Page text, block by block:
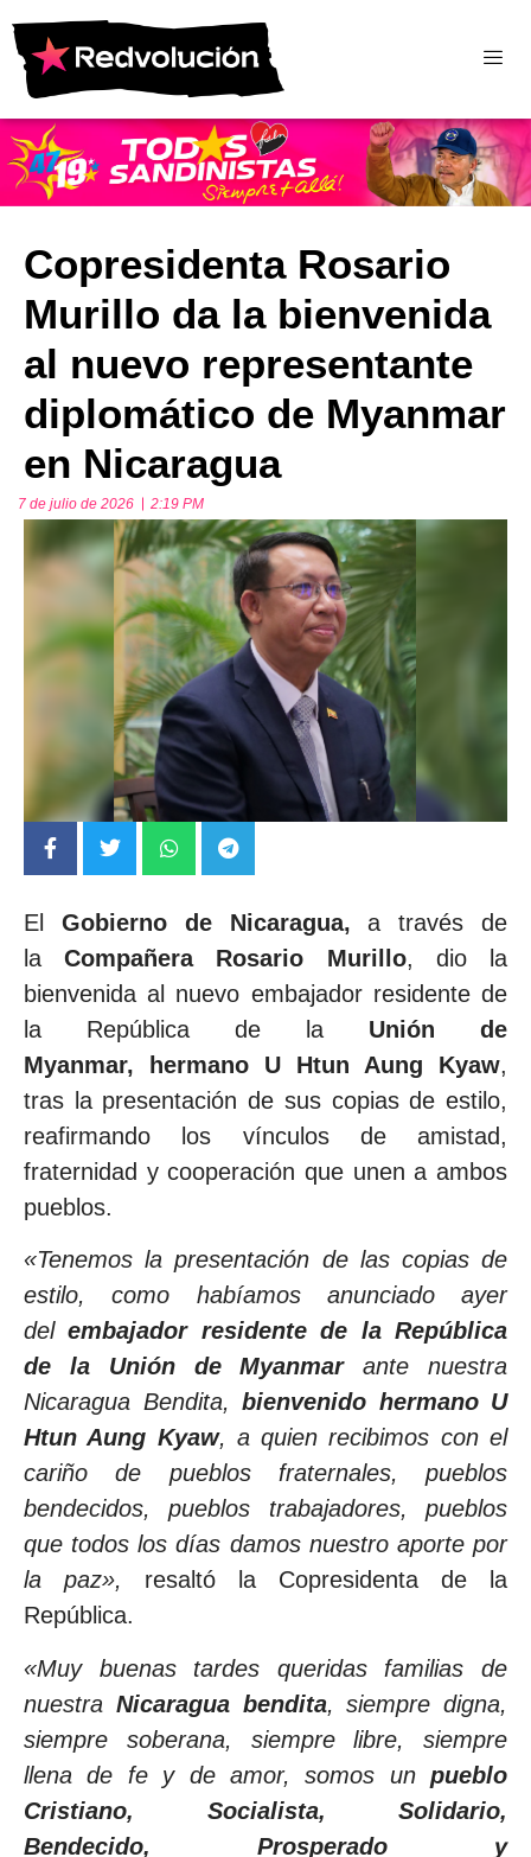
Copresidenta Rosario
Murillo da la bienvenida
al nuevo representante
diplomático de Myanmar
en Nicaragua
7 de julio de 2026 2:19 PM
El Gobierno de Nicaragua, a través de
laCompañera Rosario Murillo, dio la
bienvenida al nuevo embajador residente de
la República de la Unión de
Myanmar,
hermano U Htun Aung Kyaw,
tras la presentación de sus copias de estilo,
reafirmando los vínculos de amistad,
fraternidad y cooperación que unen a ambos
pueblos.
«Tenemos la presentación de las copias de
estilo, como habíamos anunciado ayer
delembajador residente de la República
de la Unión de Myanmarante nuestra
Nicaragua Bendita, bienvenido hermano U
Htun Aung Kyaw, a quien recibimos con el
cariño de pueblos fraternales, pueblos
bendecidos, pueblos trabajadores, pueblos
que todos los días damos nuestro aporte por
la paz», resaltó la Copresidenta de la
República.
«Muy buenas tardes queridas familias de
nuestra Nicaragua bendita, siempre digna,
siempre soberana, siempre libre, siempre
llena de fe y de amor, somos unpueblo
Cristiano, Socialista, Solidario,
Bendecido, Prosperado y